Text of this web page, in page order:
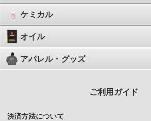
ケミカル
オイル
アパレル・グッズ
ご利用ガイド
決済方法について